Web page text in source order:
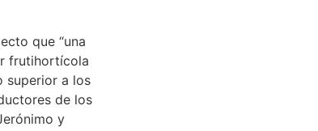
que “una
frutihortícola
superior a los
de los
y